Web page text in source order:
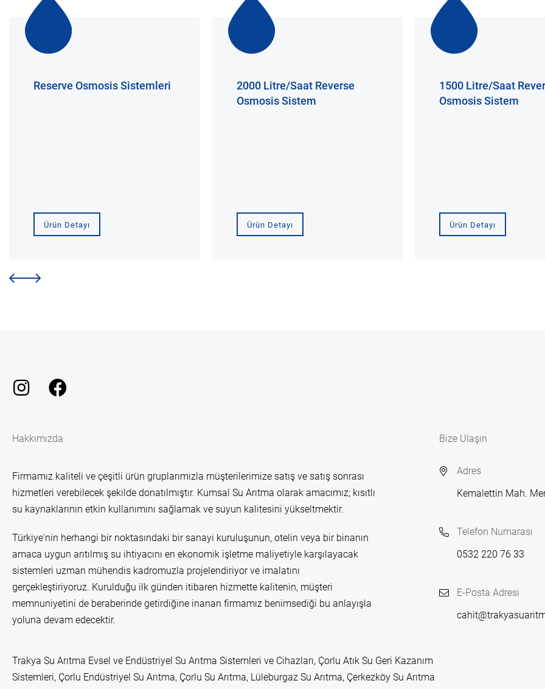
Reserve Osmosis Sistemleri
Ürün Detayı
2000 Litre/Saat Reverse
Osmosis Sistem
Ürün Detayı
1500 Litre/Saat
Osmosis Sistem
Ürün Detayı
Hakkımızda
Firmamız kaliteli ve çeşitli ürün gruplarımızla müşterilerimize satış ve satış sonrası
hizmetleri verebilecek şekilde donatılmıştır. Kumsal Su Arıtma olarak amacımız; kısıtlı
su kaynaklarının etkin kullanımını sağlamak ve suyun kalitesini yükseltmektir.
Türkiye'nin herhangi bir noktasındaki bir sanayi kuruluşunun, otelin veya bir binanın
amaca uygun arıtılmış su ihtiyacını en ekonomik işletme maliyetiyle karşılayacak
sistemleri uzman mühendis kadromuzla projelendiriyor ve imalatını
gerçekleştiriyoruz. Kurulduğu ilk günden itibaren hizmette kalitenin, müşteri
memnuniyetini de beraberinde getirdiğine inanan firmamız benimsediği bu anlayışla
yoluna devam edecektir.
Bize Ulaşın
Adres
Kemalettin Mah.
Telefon Numarası
0532 220 76 33
E-Posta Adresi
Trakya Su Arıtma Evsel ve Endüstriyel Su Arıtma Sistemleri ve Cihazları, Çorlu Atık Su Geri Kazanım
Sistemleri, Çorlu Endüstriyel Su Arıtma, Çorlu Su Arıtma, Lüleburgaz Su Arıtma, Çerkezköy Su Arıtma